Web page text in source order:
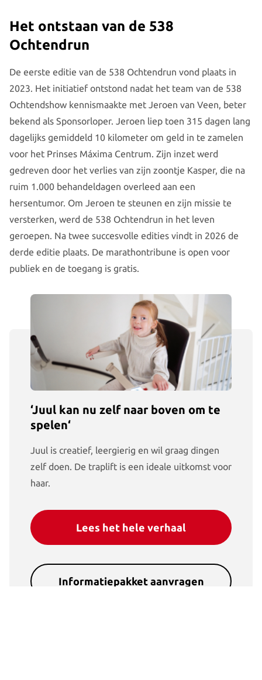
Het ontstaan van de 538
Ochtendrun
De eerste editie van de 538 Ochtendrun vond plaats in
2023. Het initiatief ontstond nadat het team van de 538
Ochtendshow kennismaakte met Jeroen van Veen, beter
bekend als Sponsorloper. Jeroen liep toen 315 dagen lang
dagelijks gemiddeld 10 kilometer om geld in te zamelen
voor het Prinses Máxima Centrum. Zijn inzet werd
gedreven door het verlies van zijn zoontje Kasper, die na
ruim 1.000 behandeldagen overleed aan een
hersentumor. Om Jeroen te steunen en zijn missie te
versterken, werd de 538 Ochtendrun in het leven
geroepen. Na twee succesvolle edities vindt in 2026 de
derde editie plaats. De marathontribune is open voor
publiek en de toegang is gratis.
‘Juul kan nu zelf naar boven om te
spelen‘
Juul is creatief, leergierig en wil graag dingen
zelf doen. De traplift is een ideale uitkomst voor
haar.
Lees het hele verhaal
Informatiepakket aanvragen